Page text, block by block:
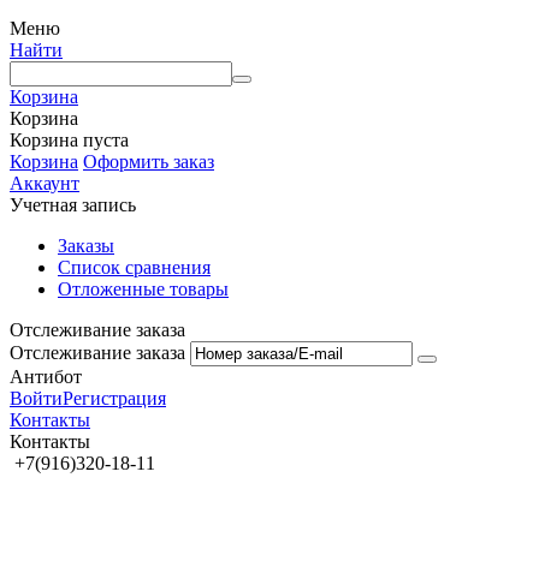
Меню
Найти
Корзина
Корзина
Корзина пуста
Корзина Оформить заказ
Аккаунт
Учетная запись
Заказы
Список сравнения
Отложенные товары
Отслеживание заказа
Отслеживание заказа
Антибот
ВойтиРегистрация
Контакты
Контакты
+7(916)320-18-11